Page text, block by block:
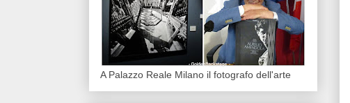
A Palazzo Reale Milano il fotografo dell'arte